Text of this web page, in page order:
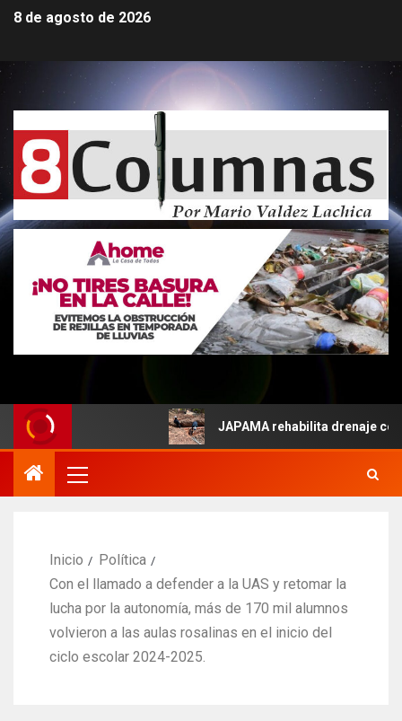
8 de agosto de 2026
JAPAMA rehabilita drenaje
Inicio
Política
Con el llamado a defender a la UAS y retomar la
lucha por la autonomía, más de 170 mil alumnos
volvieron a las aulas rosalinas en el inicio del
ciclo escolar 2024-2025.